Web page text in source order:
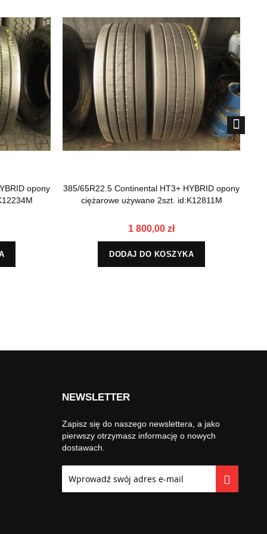
opony
385/65R22.5 Continental HT3+ HYBRID opony
ciężarowe używane 2szt. id:K12811M
1 800,00 zł
DODAJ DO KOSZYKA
NEWSLETTER
Zapisz się do naszego newslettera, a jako
pierwszy otrzymasz informację o nowych
dostawach.
nasz
newsletter: